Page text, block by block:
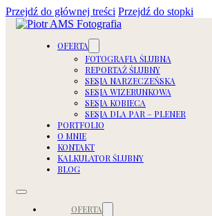
Przejdź do głównej treści Przejdź do stopki
OFERTA
FOTOGRAFIA ŚLUBNA
REPORTAŻ ŚLUBNY
SESJA NARZECZEŃSKA
SESJA WIZERUNKOWA
SESJA KOBIECA
SESJA DLA PAR – PLENER
PORTFOLIO
O MNIE
KONTAKT
KALKULATOR ŚLUBNY
BLOG
OFERTA